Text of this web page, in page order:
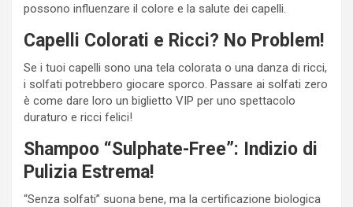
possono influenzare il colore e la salute dei capelli.
Capelli Colorati e Ricci? No Problem!
Se i tuoi capelli sono una tela colorata o una danza di ricci,
i solfati potrebbero giocare sporco. Passare ai solfati zero
è come dare loro un biglietto VIP per uno spettacolo
duraturo e ricci felici!
Shampoo “Sulphate-Free”: Indizio di
Pulizia Estrema!
“Senza solfati” suona bene, ma la certificazione biologica